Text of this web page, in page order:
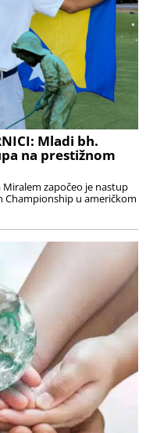
Mladi bh.
na prestižnom
Miralem započeo je nastup
Championship u američkom